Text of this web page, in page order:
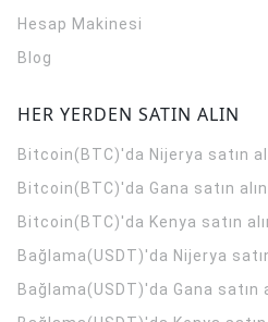
Hesap Makinesi
Blog
HER YERDEN SATIN ALIN
Bitcoin(BTC)'da Nijerya satın
Bitcoin(BTC)'da Gana satın alın
Bitcoin(BTC)'da Kenya satın
Bağlama(USDT)'da Nijerya
Bağlama(USDT)'da Gana satın